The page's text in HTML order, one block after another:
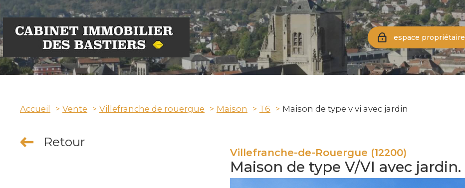
espace propriétaire
Accueil Vente Villefranche de rouergue Maison T6 Maison de type v vi avec jardin
Retour
Villefranche-de-Rouergue (12200)
Maison de type V/VI avec jardin.